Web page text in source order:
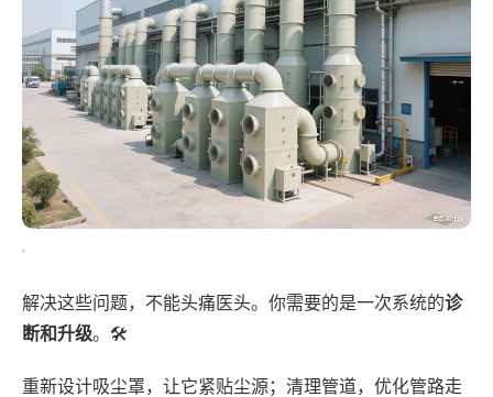
解决这些问题，不能头痛医头。你需要的是一次系统的诊
断和升级。🛠️
重新设计吸尘罩，让它紧贴尘源；清理管道，优化管路走